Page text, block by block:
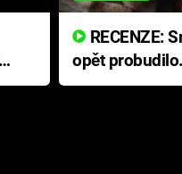
opět
přichází s